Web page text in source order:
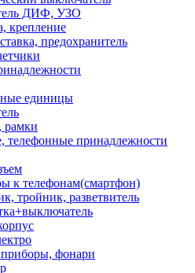
ДИФ, УЗО
крепление
предохранитель
единицы
рамки
телефонные принадлежности
к телефонам(смартфон)
тройник, разветвитель
фонари